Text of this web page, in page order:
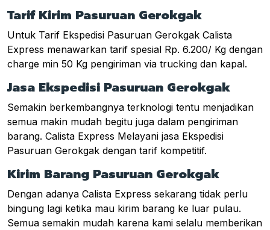
Tarif Kirim Pasuruan Gerokgak
Untuk Tarif Ekspedisi Pasuruan Gerokgak Calista
Express menawarkan tarif spesial Rp. 6.200/ Kg dengan
charge min 50 Kg pengiriman via trucking dan kapal.
Jasa Ekspedisi Pasuruan Gerokgak
Semakin berkembangnya terknologi tentu menjadikan
semua makin mudah begitu juga dalam pengiriman
barang. Calista Express Melayani jasa Ekspedisi
Pasuruan Gerokgak dengan tarif kompetitif.
Kirim Barang Pasuruan Gerokgak
Dengan adanya Calista Express sekarang tidak perlu
bingung lagi ketika mau kirim barang ke luar pulau.
Semua semakin mudah karena kami selalu memberikan